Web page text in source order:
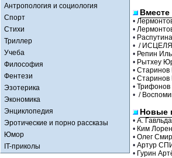
Антропология и социология
Спорт
Стихи
Триллер
Учеба
Философия
Фентези
Эзотерика
Экономика
Энциклопедия
Эротические и порно рассказы
Юмор
IT-приколы
•
•
•
• /
• Репин
• Рытхеу
• Старинов
• Старинов
•
• /
Новые
• А.
• Ким
• Олег
• Артур
• Гурин